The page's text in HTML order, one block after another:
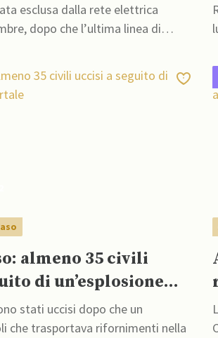
esclusa dalla rete elettrica
dopo che l’ultima linea di
almeno 35 civili
di un’esplosione
stati uccisi dopo che un
che trasportava rifornimenti nella